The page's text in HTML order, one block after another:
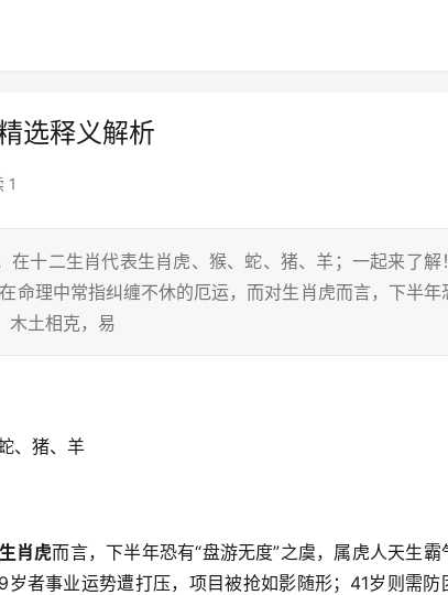
选释义解析
1
十二生肖代表生肖虎、猴、蛇、猪、羊；一起来了解！
命理中常指纠缠不休的厄运，而对生肖虎而言，下半年
木土相克，易
、猪、羊
肖虎而言，下半年恐有“盘游无度”之虞，属虎人天生霸
者事业运势遭打压，项目被抢如影随形；41岁则需防